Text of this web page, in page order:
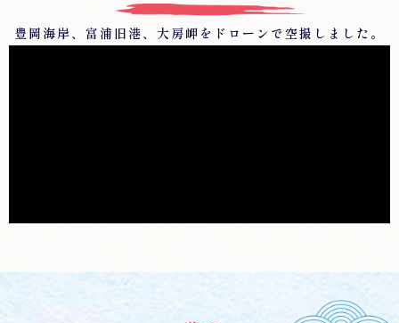
豊岡海岸、富浦旧港、大房岬をドローンで空撮しました。